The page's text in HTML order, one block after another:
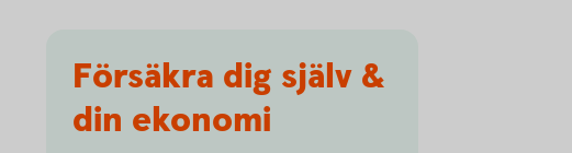
Försäkra dig själv &
din ekonomi